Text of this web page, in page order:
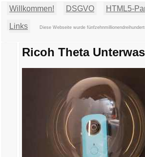
Willkommen! DSGVO HTML5-
Links Diese Webseite wurde
Ricoh Theta